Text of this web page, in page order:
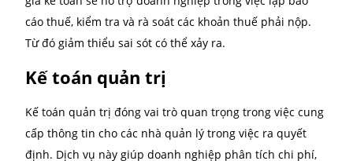
Dịch vụ kế toán đóng vai trò quan trọng trong việc
doanh nghiệp quản lý tài chính, tuân thủ pháp luật
dịch vụ kế toán phổ biến mà doanh nghiệp thường
dụng:
Kế toán thuế